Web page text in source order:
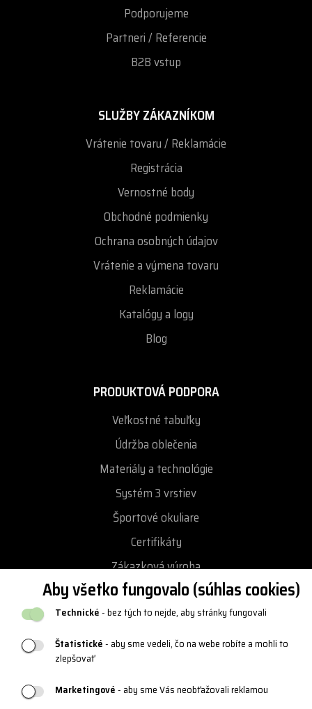
Aby všetko fungovalo (súhlas cookies)
Technické- bez tých to nejde, aby stránky fungovali
Štatistické- aby sme vedeli, čo na webe robíte a mohli to
zlepšovať
Marketingové- aby sme Vás neobťažovali reklamou
Podporujeme
Partneri / Referencie
B2B vstup
SLUŽBY ZÁKAZNÍKOM
Vrátenie tovaru / Reklamácie
Registrácia
Vernostné body
Obchodné podmienky
Ochrana osobných údajov
Vrátenie a výmena tovaru
Reklamácie
Katalógy a logy
Blog
PRODUKTOVÁ PODPORA
Veľkostné tabuľky
Údržba oblečenia
Materiály a technológie
Systém 3 vrstiev
Športové okuliare
Certifikáty
Zákazková výroba
Kontakt
+420 382 222 221
info@progress-cz.cz